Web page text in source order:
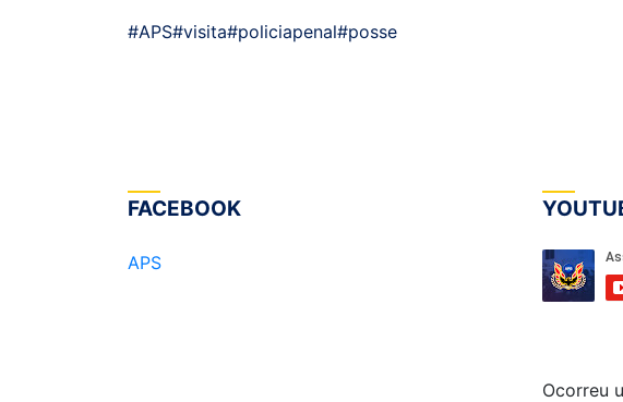
#APS#visita#policiapenal#posse
FACEBOOK
APS
Ocorreu